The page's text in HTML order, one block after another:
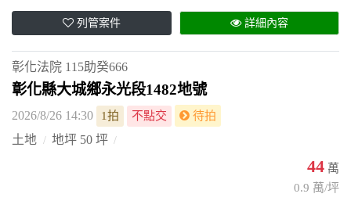
列管案件 詳細內容
彰化法院 115助癸666
彰化縣大城鄉永光段1482地號
2026/8/26 14:30 1拍 不點交 待拍
土地 地坪 50 坪
44 萬
0.9 萬/坪